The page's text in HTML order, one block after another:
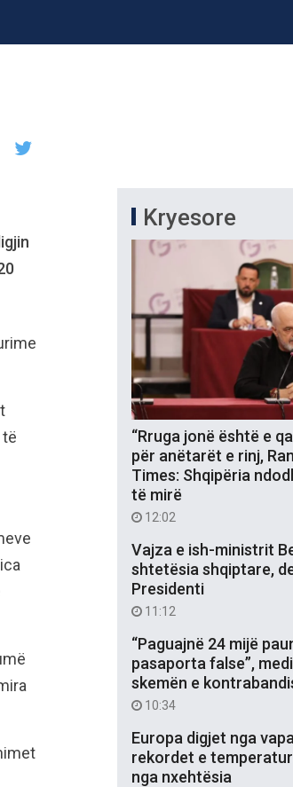
të
Kryesore
“Rruga jonë është e
për anëtarët e rinj,
Times: Shqipëria
të mirë
12:02
Vajza e ish-ministrit
shtetësia shqiptare,
Presidenti
11:12
“Paguajnë 24 mijë
pasaporta false”,
skemën e
10:34
Europa digjet nga
rekordet e
nga nxehtësia